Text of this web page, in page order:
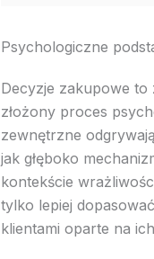
Psychologiczne
Decyzje zakupowe
złożony proces
zewnętrzne
jak głęboko
kontekście
tylko lepiej
klientami oparte na